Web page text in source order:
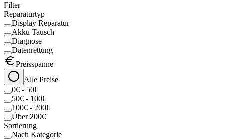
Filter
Reparaturtyp
Display Reparatur
Akku Tausch
Diagnose
Datenrettung
Preisspanne
Alle Preise
0€ - 50€
50€ - 100€
100€ - 200€
Über 200€
Sortierung
Nach Kategorie